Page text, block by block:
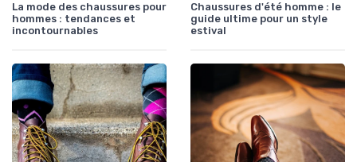
La mode des chaussures pour
hommes : tendances et
incontournables
Chaussures d'été homme : le
guide ultime pour un style
estival